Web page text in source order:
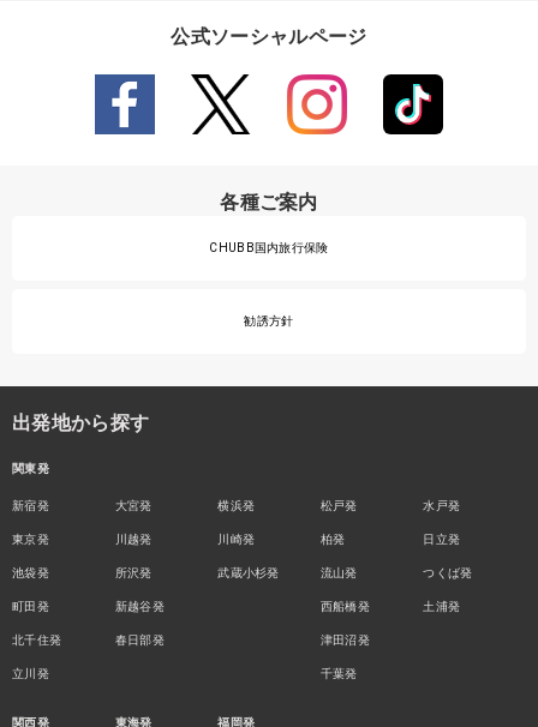
公式ソーシャルページ
各種ご案内
CHUBB国内旅行保険
勧誘方針
出発地から探す
関東発
新宿発
東京発
池袋発
町田発
北千住発
立川発
大宮発
川越発
所沢発
新越谷発
春日部発
横浜発
川崎発
武蔵小杉発
松戸発
柏発
流山発
西船橋発
津田沼発
千葉発
水戸発
日立発
つくば発
土浦発
関西発 東海発 福岡発